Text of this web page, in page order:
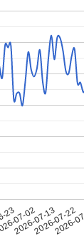
2307-02
2026-07-13
2026-07-22
2026-